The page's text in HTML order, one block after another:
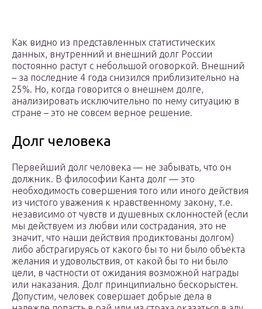
Как видно из представленных статистических
данных, внутренний и внешний долг России
постоянно растут с небольшой оговоркой. Внешний
– за последние 4 года снизился приблизительно на
25%. Но, когда говорится о внешнем долге,
анализировать исключительно по нему ситуацию в
стране – это не совсем верное решение.
Долг человека
Первейший долг человека — не забывать, что он
должник. В философии Канта долг — это
необходимость совершения того или иного действия
из чистого уважения к нравственному закону, т.е.
независимо от чувств и душевных склонностей (если
мы действуем из любви или сострадания, это не
значит, что наши действия продиктованы долгом)
либо абстрагируясь от какого бы то ни было объекта
желания и удовольствия, от какой бы то ни было
цели, в частности от ожидания возможной награды
или наказания. Долг принципиально бескорыстен.
Допустим, человек совершает добрые дела в